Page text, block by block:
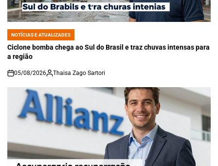
POSTED
IN
NOTÍCIAS E ATUALIZADES
Ciclone bomba chega ao Sul do Brasil e traz chuvas intensas para
a região
on
05/08/2026 Thaisa Zago Sartori